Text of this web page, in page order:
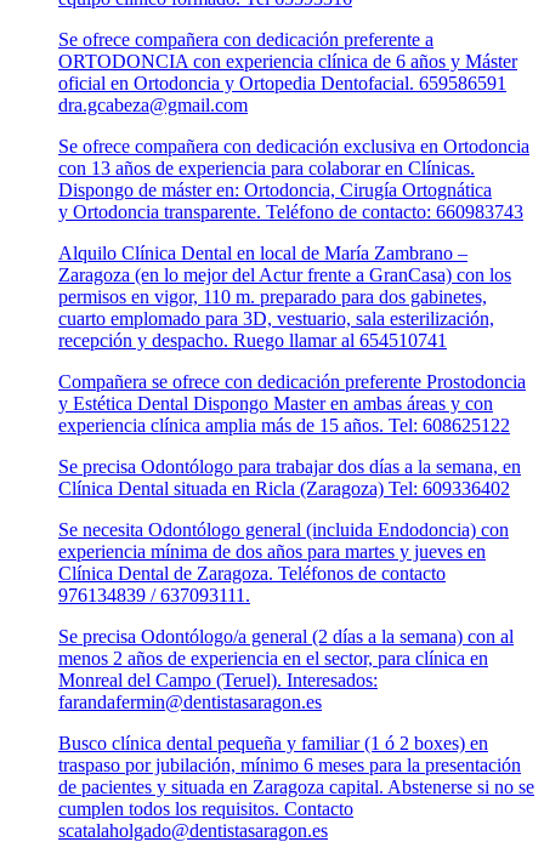
Se ofrece compañera con dedicación preferente a
ORTODONCIA con experiencia clínica de 6 años y Máster
oficial en Ortodoncia y Ortopedia Dentofacial. 659586591
dra.gcabeza@gmail.com
Se ofrece compañera con dedicación exclusiva en Ortodoncia
con 13 años de experiencia para colaborar en Clínicas.
Dispongo de máster en: Ortodoncia, Cirugía Ortognática
y Ortodoncia transparente. Teléfono de contacto: 660983743
Alquilo Clínica Dental en local de María Zambrano –
Zaragoza (en lo mejor del Actur frente a GranCasa) con los
permisos en vigor, 110 m. preparado para dos gabinetes,
cuarto emplomado para 3D, vestuario, sala esterilización,
recepción y despacho. Ruego llamar al 654510741
Compañera se ofrece con dedicación preferente Prostodoncia
y Estética Dental Dispongo Master en ambas áreas y con
experiencia clínica amplia más de 15 años. Tel: 608625122
Se precisa Odontólogo para trabajar dos días a la semana, en
Clínica Dental situada en Ricla (Zaragoza) Tel: 609336402
Se necesita Odontólogo general (incluida Endodoncia) con
experiencia mínima de dos años para martes y jueves en
Clínica Dental de Zaragoza. Teléfonos de contacto
976134839 / 637093111.
Se precisa Odontólogo/a general (2 días a la semana) con al
menos 2 años de experiencia en el sector, para clínica en
Monreal del Campo (Teruel). Interesados:
farandafermin@dentistasaragon.es
Busco clínica dental pequeña y familiar (1 ó 2 boxes) en
traspaso por jubilación, mínimo 6 meses para la presentación
de pacientes y situada en Zaragoza capital. Abstenerse si no se
cumplen todos los requisitos. Contacto
scatalaholgado@dentistasaragon.es